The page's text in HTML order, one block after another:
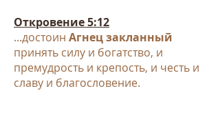
Откровение 5:12
...достоин Агнец закланный
принять силу и богатство, и
премудрость и крепость, и честь и
славу и благословение.